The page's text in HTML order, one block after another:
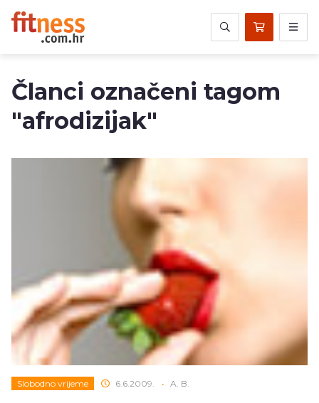
Članci označeni tagom
"afrodizijak"
Slobodno vrijeme 6.6.2009. • A. B.